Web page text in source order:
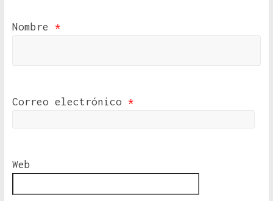
Nombre *
Correo electrónico *
Web